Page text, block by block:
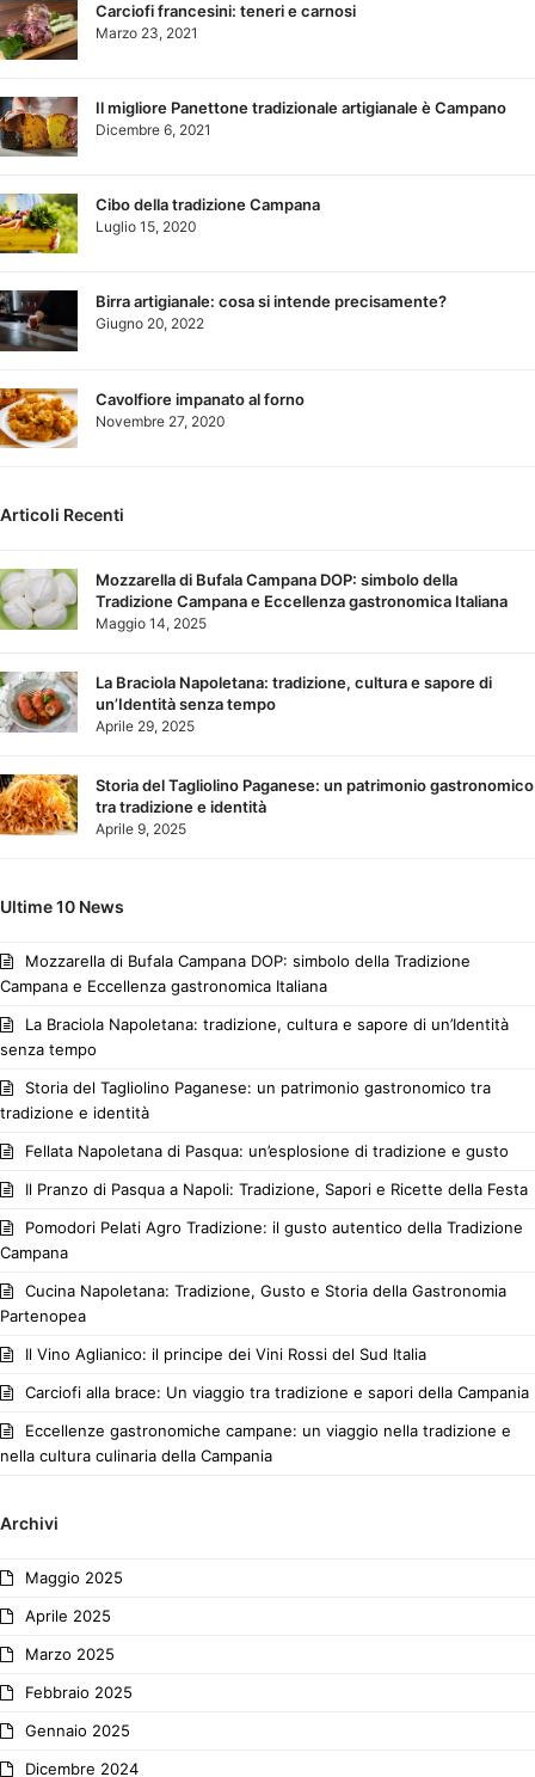
Carciofi francesini: teneri e carnosi
Marzo 23, 2021
Il migliore Panettone tradizionale artigianale è Campano
Dicembre 6, 2021
Cibo della tradizione Campana
Luglio 15, 2020
Birra artigianale: cosa si intende precisamente?
Giugno 20, 2022
Cavolfiore impanato al forno
Novembre 27, 2020
Articoli Recenti
Mozzarella di Bufala Campana DOP: simbolo della
Tradizione Campana e Eccellenza gastronomica Italiana
Maggio 14, 2025
La Braciola Napoletana: tradizione, cultura e sapore di
un’Identità senza tempo
Aprile 29, 2025
Storia del Tagliolino Paganese: un patrimonio gastronomico
tra tradizione e identità
Aprile 9, 2025
Ultime 10 News
Mozzarella di Bufala Campana DOP: simbolo della Tradizione
Campana e Eccellenza gastronomica Italiana
La Braciola Napoletana: tradizione, cultura e sapore di un’Identità
senza tempo
Storia del Tagliolino Paganese: un patrimonio gastronomico tra
tradizione e identità
Fellata Napoletana di Pasqua: un’esplosione di tradizione e gusto
Il Pranzo di Pasqua a Napoli: Tradizione, Sapori e Ricette della Festa
Pomodori Pelati Agro Tradizione: il gusto autentico della Tradizione
Campana
Cucina Napoletana: Tradizione, Gusto e Storia della Gastronomia
Partenopea
Il Vino Aglianico: il principe dei Vini Rossi del Sud Italia
Carciofi alla brace: Un viaggio tra tradizione e sapori della Campania
Eccellenze gastronomiche campane: un viaggio nella tradizione e
nella cultura culinaria della Campania
Archivi
Maggio 2025
Aprile 2025
Marzo 2025
Febbraio 2025
Gennaio 2025
Dicembre 2024